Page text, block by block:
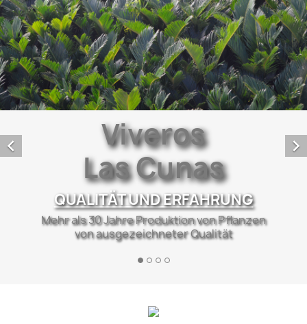
Viveros
Las Cunas
EXPORT UND LOGISTIK
Wir bringen unsere Werke in mehr als 15
verschiedene Länder
 